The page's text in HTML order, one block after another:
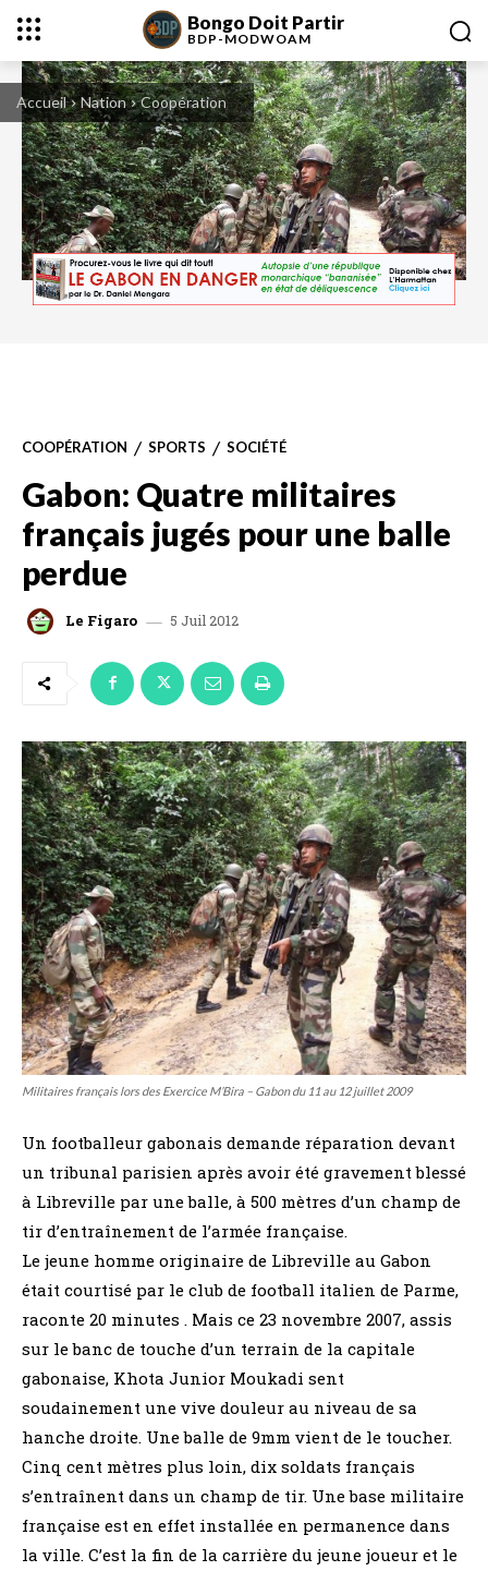
Bongo Doit Partir
BDP-MODWOAM
Accueil Nation Coopération
Militaires français lors des Exercice M'Bira - Gabon du 11 au 12 juillet 2009
COOPÉRATION SPORTS SOCIÉTÉ
Gabon: Quatre militaires
français jugés pour une balle
perdue
Le Figaro 5 Juil 2012
Militaires français lors des Exercice M’Bira – Gabon du 11 au 12 juillet 2009
Un footballeur gabonais demande réparation devant
un tribunal parisien après avoir été gravement blessé
à Libreville par une balle, à 500 mètres d’un champ de
tir d’entraînement de l’armée française.
Le jeune homme originaire de Libreville au Gabon
était courtisé par le club de football italien de Parme,
raconte 20 minutes . Mais ce 23 novembre 2007, assis
sur le banc de touche d’un terrain de la capitale
gabonaise, Khota Junior Moukadi sent
soudainement une vive douleur au niveau de sa
hanche droite. Une balle de 9mm vient de le toucher.
Cinq cent mètres plus loin, dix soldats français
s’entraînent dans un champ de tir. Une base militaire
française est en effet installée en permanence dans
la ville. C’est la fin de la carrière du jeune joueur et le